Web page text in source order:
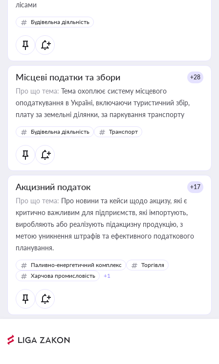
лісами
Будівельна діяльність
Місцеві податки та збори +28
Про що тема: Тема охоплює систему місцевого
оподаткування в Україні, включаючи туристичний збір,
плату за земельні ділянки, за паркування транспорту
Будівельна діяльність Транспорт
Акцизний податок +17
Про що тема: Про новини та кейси щодо акцизу, які є
критично важливим для підприємств, які імпортують,
виробляють або реалізують підакцизну продукцію, з
метою уникнення штрафів та ефективного податкового
планування.
Паливно-енергетичний комплекс
Торгівля
Харчова промисловість
+1